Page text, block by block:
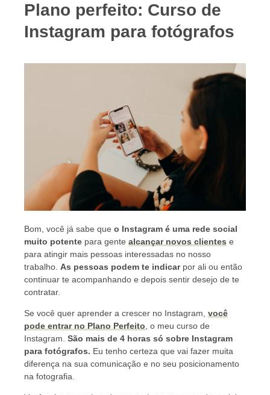
Plano perfeito: Curso de
Instagram para fotógrafos
Bom, você já sabe que o Instagram é uma rede social
muito potente para gente alcançar novos clientes e
para atingir mais pessoas interessadas no nosso
trabalho. As pessoas podem te indicarpor ali ou então
continuar te acompanhando e depois sentir desejo de te
contratar.
Se você quer aprender a crescer no Instagram, você
pode entrar no Plano Perfeito , o meu curso de
Instagram. São mais de 4 horas só sobre Instagram
para fotógrafos. Eu tenho certeza que vai fazer muita
diferença na sua comunicação e no seu posicionamento
na fotografia.